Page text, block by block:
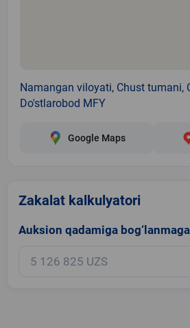
Namangan viloyati, Chust tumani,
Do'stlarobod MFY
Google Maps
Zakalat kalkulyatori
Auksion qadamiga